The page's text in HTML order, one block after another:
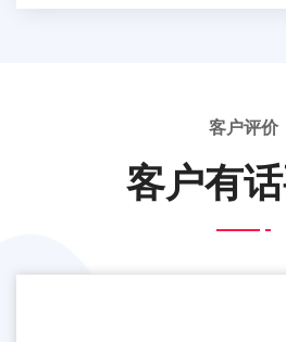
客户评价
客户有